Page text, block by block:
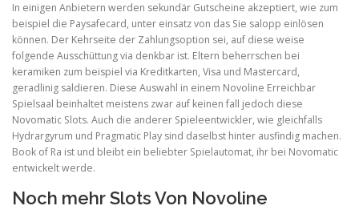
In einigen Anbietern werden sekundär Gutscheine akzeptiert, wie zum
beispiel die Paysafecard, unter einsatz von das Sie salopp einlösen
können. Der Kehrseite der Zahlungsoption sei, auf diese weise
folgende Ausschüttung via denkbar ist. Eltern beherrschen bei
keramiken zum beispiel via Kreditkarten, Visa und Mastercard,
geradlinig saldieren. Diese Auswahl in einem Novoline Erreichbar
Spielsaal beinhaltet meistens zwar auf keinen fall jedoch diese
Novomatic Slots. Auch die anderer Spieleentwickler, wie gleichfalls
Hydrargyrum und Pragmatic Play sind daselbst hinter ausfindig machen.
Book of Ra ist und bleibt ein beliebter Spielautomat, ihr bei Novomatic
entwickelt werde.
Noch mehr Slots Von Novoline